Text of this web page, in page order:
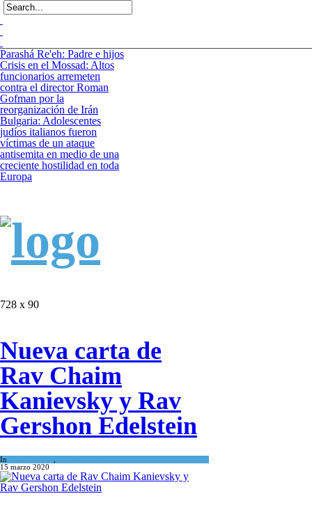
Parashá Re'eh: Padre e hijos
Crisis en el Mossad: Altos
funcionarios arremeten
contra el director Roman
Gofman por la
reorganización de Irán
Bulgaria: Adolescentes
judíos italianos fueron
víctimas de un ataque
antisemita en medio de una
creciente hostilidad en toda
Europa
728 x 90
Nueva carta de
Rav Chaim
Kanievsky y Rav
Gershon Edelstein
In
15 marzo 2020